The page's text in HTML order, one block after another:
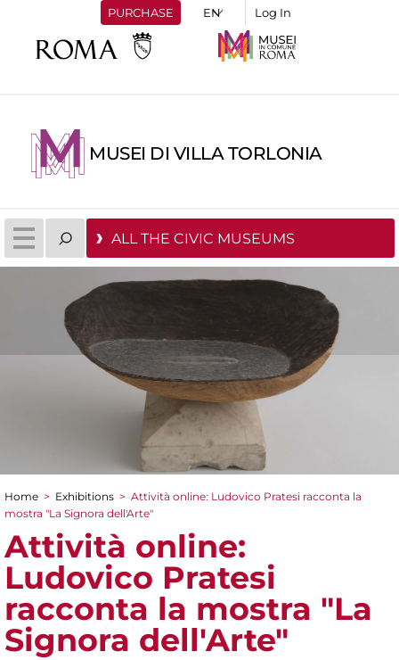
PURCHASE Log In
MUSEI DI VILLA TORLONIA
ALL THE CIVIC MUSEUMS
You are here
Home > Exhibitions > Attività online: Ludovico Pratesi racconta la
mostra "La Signora dell'Arte"
Attività online:
Ludovico Pratesi
racconta la mostra "La
Signora dell'Arte"